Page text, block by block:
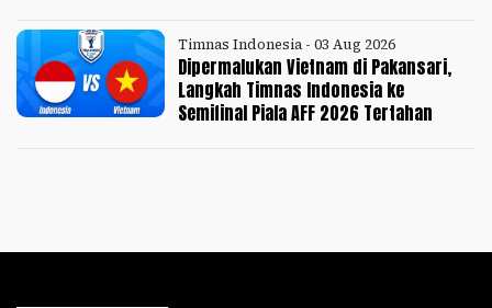
Timnas Indonesia - 03 Aug 2026
Dipermalukan Vietnam di Pakansari,
Langkah Timnas Indonesia ke
Semifinal Piala AFF 2026 Tertahan